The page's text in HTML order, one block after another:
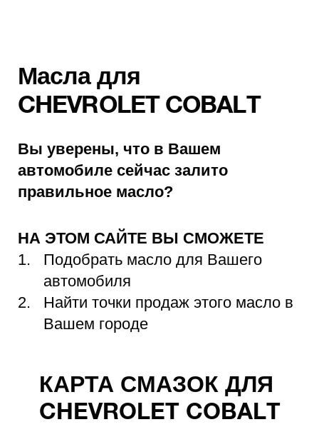
Масла для
CHEVROLET COBALT
Вы уверены, что в Вашем
автомобиле сейчас залито
правильное масло?
НА ЭТОМ САЙТЕ ВЫ СМОЖЕТЕ
Подобрать масло для Вашего
автомобиля
Найти точки продаж этого масло в
Вашем городе
КАРТА СМАЗОК ДЛЯ
CHEVROLET COBALT